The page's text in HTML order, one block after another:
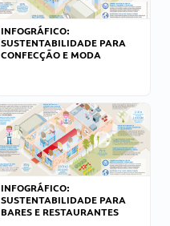
INFOGRÁFICO:
SUSTENTABILIDADE PARA
CONFECÇÃO E MODA
INFOGRÁFICO:
SUSTENTABILIDADE PARA
BARES E RESTAURANTES